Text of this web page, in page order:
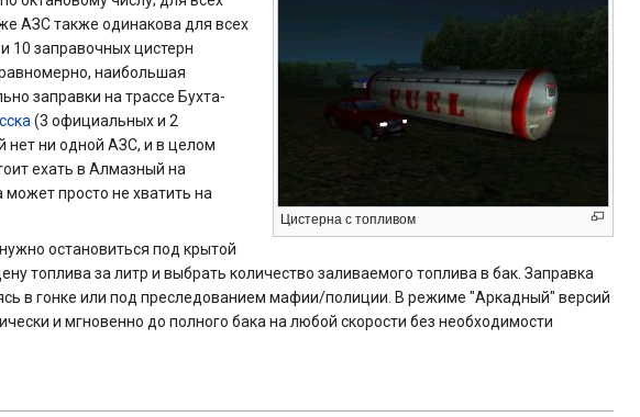
Цистерна с топливом
АЗС также одинакова для всех
10 заправочных цистерн
наибольшая
заправки на трассе Бухта-
(3 официальных и 2
нет ни одной АЗС, и в целом
ехать в Алмазный на
просто не хватить на
остановиться под крытой
топлива за литр и выбрать количество заливаемого топлива в бак. Заправка
в гонке или под преследованием мафии/полиции. В режиме "Аркадный" версий
и мгновенно до полного бака на любой скорости без необходимости